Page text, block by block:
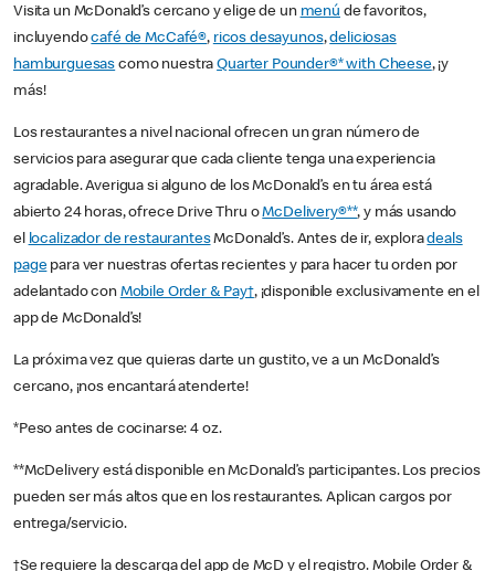
Visita un McDonald’s cercano y elige de un menú de favoritos,
incluyendocafé de McCafé®, ricos desayunos,deliciosas
hamburguesas como nuestraQuarter Pounder®* with Cheese, ¡y
más!
Los restaurantes a nivel nacional ofrecen un gran número de
servicios para asegurar que cada cliente tenga una experiencia
agradable. Averigua si alguno de los McDonald’s en tu área está
abierto 24 horas, ofrece Drive Thru oMcDelivery®**, y más usando
el localizador de restaurantesMcDonald’s. Antes de ir, exploradeals
pagepara ver nuestras ofertas recientes y para hacer tu orden por
adelantado con Mobile Order & Pay†, ¡disponible exclusivamente en el
app de McDonald’s!
La próxima vez que quieras darte un gustito, ve a un McDonald’s
cercano, ¡nos encantará atenderte!
*Peso antes de cocinarse: 4 oz.
**McDelivery está disponible en McDonald’s participantes. Los precios
pueden ser más altos que en los restaurantes. Aplican cargos por
entrega/servicio.
†Se requiere la descarga del app de McD y el registro. Mobile Order &